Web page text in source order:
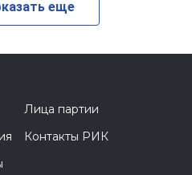
еще
Лица партии
Контакты РИК